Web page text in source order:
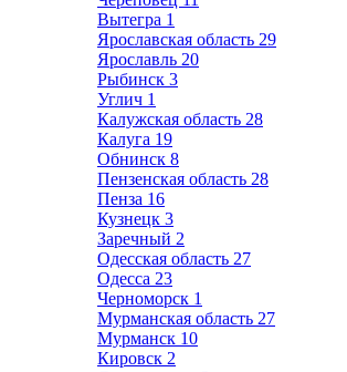
Вытегра 1
Ярославская область 29
Ярославль 20
Рыбинск 3
Углич 1
Калужская область 28
Калуга 19
Обнинск 8
Пензенская область 28
Пенза 16
Кузнецк 3
Заречный 2
Одесская область 27
Одесса 23
Черноморск 1
Мурманская область 27
Мурманск 10
Кировск 2